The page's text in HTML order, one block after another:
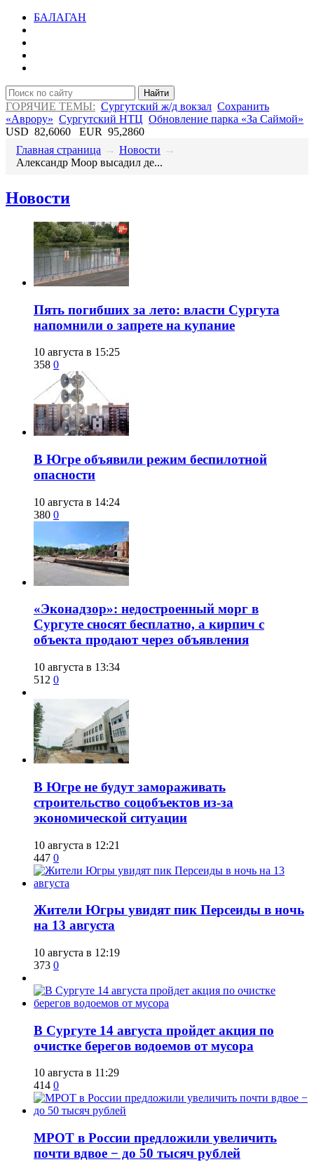
БАЛАГАН
Найти
ГОРЯЧИЕ ТЕМЫ: Сургутский ж/д вокзал Сохранить
«Аврору» Сургутский НТЦ Обновление парка «За Саймой»
USD 82,6060 EUR 95,2860
Главная страница → Новости →
​Александр Моор высадил де...
Новости
​Пять погибших за лето: власти Сургута
напомнили о запрете на купание
10 августа в 15:25
358 0
В Югре объявили режим беспилотной
опасности
10 августа в 14:24
380 0
​«Эконадзор»: недостроенный морг в
Сургуте сносят бесплатно, а кирпич с
объекта продают через объявления
10 августа в 13:34
512 0
В Югре не будут замораживать
строительство соцобъектов из-за
экономической ситуации
10 августа в 12:21
447 0
​Жители Югры увидят пик Персеиды в ночь
на 13 августа
10 августа в 12:19
373 0
​В Сургуте 14 августа пройдет акция по
очистке берегов водоемов от мусора
10 августа в 11:29
414 0
МРОТ в России предложили увеличить
почти вдвое − до 50 тысяч рублей